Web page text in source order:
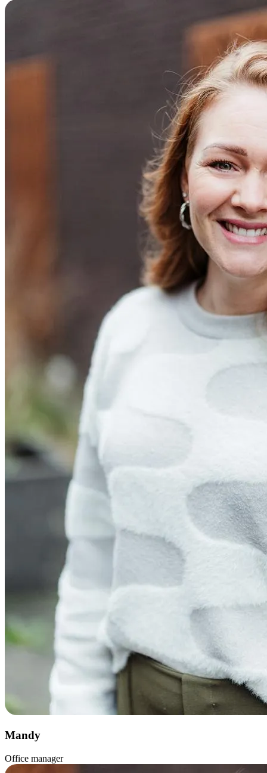
Mandy
Office manager